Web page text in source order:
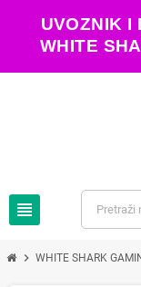
UVOZNIK I
WHITE
view_headline
chevron_right WHITE SHARK